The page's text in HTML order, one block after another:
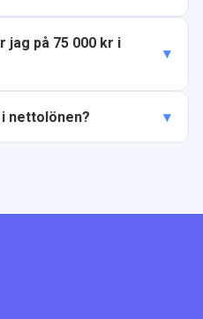
jag på 75 000 kr i
nettolönen?